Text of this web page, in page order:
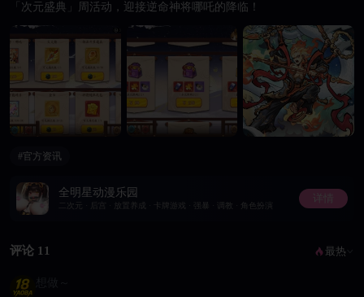
「次元盛典」周活动，迎接逆命神将哪吒的降临！
#官方资讯
全明星动漫乐园
二次元 · 后宫 · 放置养成 · 卡牌游戏 · 强暴 · 调教 · 角色扮演
详情
评论 11 最热